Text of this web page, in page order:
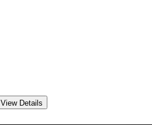
View Details